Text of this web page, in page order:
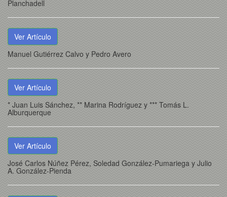
Planchadell
Ver Artículo
Manuel Gutiérrez Calvo y Pedro Avero
Ver Artículo
* Juan Luis Sánchez, ** Marina Rodríguez y *** Tomás L.
Alburquerque
Ver Artículo
José Carlos Núñez Pérez, Soledad González-Pumariega y Julio
A. González-Pienda